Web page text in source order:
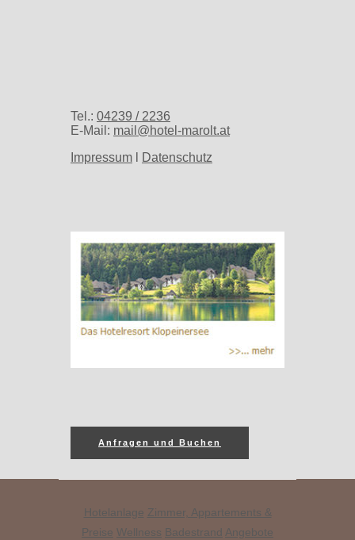
Tel.: 04239 / 2236
E-Mail: mail@hotel-marolt.at
Impressum
Datenschutz
Anfragen und Buchen
Hotelanlage Zimmer, Appartements &
Preise Wellness Badestrand Angebote